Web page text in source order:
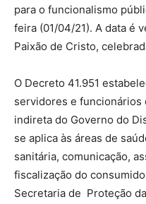
para o funcionalismo
feira (01/04/21). A data é
Paixão de Cristo,
O Decreto 41.951
servidores e funcionários
indireta do Governo do
se aplica às áreas de
sanitária, comunicação,
fiscalização do
Secretaria de Proteção